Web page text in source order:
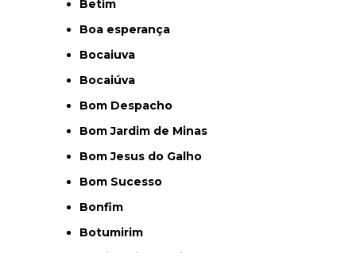
Betim
Boa esperança
Bocaiuva
Bocaiúva
Bom Despacho
Bom Jardim de Minas
Bom Jesus do Galho
Bom Sucesso
Bonfim
Botumirim